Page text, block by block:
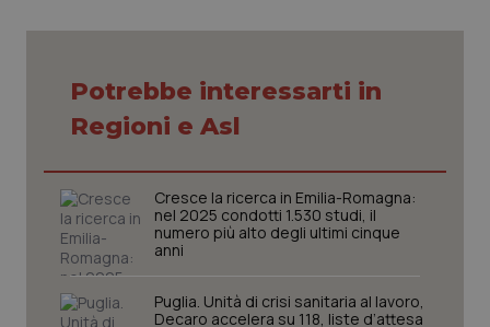
Sardegna
Toscana
Umbria
Malattia di Crohn & Rettocolite Ulcerosa
Obesità
Oftalmologia
Potrebbe interessarti in
Regioni e Asl
Cresce la ricerca in Emilia-Romagna:
nel 2025 condotti 1.530 studi, il
numero più alto degli ultimi cinque
anni
Puglia. Unità di crisi sanitaria al lavoro,
Decaro accelera su 118, liste d’attesa